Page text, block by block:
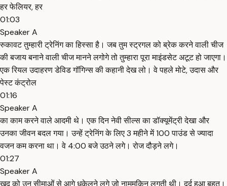
हर फेलियर, हर
01:03
Speaker A
रुकावट तुम्हारी ट्रेनिंग का हिस्सा है। जब तुम स्ट्रगल को ब्रेक करने वाली चीज
की बजाय बनाने वाली चीज मानने लगोगे तो तुम्हारा पूरा माइंडसेट अटूट हो जाएगा।
एक रियल उदाहरण डेविड गॉगिन्स की कहानी देख लो। वे पहले मोटे, उदास और
पेस्ट कंट्रोल
01:16
Speaker A
का काम करने वाले आदमी थे। एक दिन नेवी सील्स का डॉक्यूमेंट्री देखा और
उनका जीवन बदल गया। उन्हें ट्रेनिंग के लिए 3 महीने में 100 पाउंड से ज्यादा
वजन कम करना था। वे 4:00 बजे उठने लगे। रोज दौड़ने लगे।
01:27
Speaker A
खुद को उन सीमाओं से आगे धकेलने लगे जो नामुमकिन लगती थी। दर्द हुआ बहुत।